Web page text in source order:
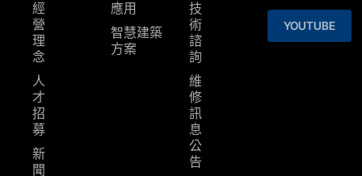
經
營
理
念
人
才
招
募
新
聞
應用
智慧建築
⽅案
技
術
諮
詢
維
修
訊
息
公
告
YOUTUBE